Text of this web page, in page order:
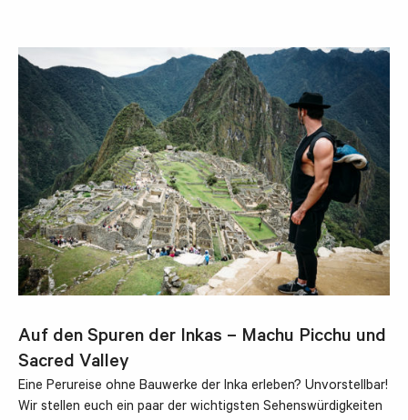
Auf den Spuren der Inkas – Machu Picchu und
Sacred Valley
Eine Perureise ohne Bauwerke der Inka erleben? Unvorstellbar!
Wir stellen euch ein paar der wichtigsten Sehenswürdigkeiten